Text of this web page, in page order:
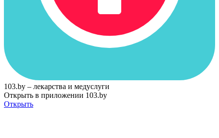
103.by – лекарства и медуслуги
Открыть в приложении 103.by
Открыть